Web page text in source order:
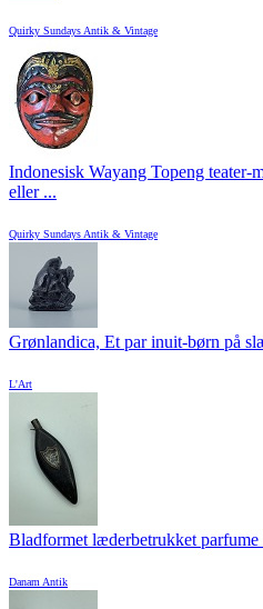
Quirky Sundays Antik & Vintage
Indonesisk Wayang Topeng teater-
eller ...
Quirky Sundays Antik & Vintage
Grønlandica, Et par inuit-børn på
L'Art
Bladformet læderbetrukket
Danam Antik